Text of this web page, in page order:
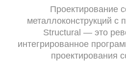
Проектирование
металлоконструкций
Structural — это
интегрированное
проектирования